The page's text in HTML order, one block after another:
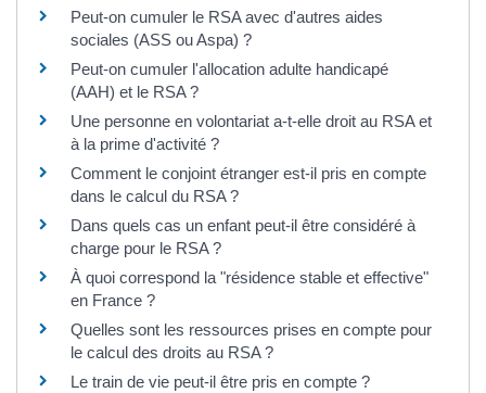
Peut-on cumuler le RSA avec d'autres aides
sociales (ASS ou Aspa) ?
Peut-on cumuler l'allocation adulte handicapé
(AAH) et le RSA ?
Une personne en volontariat a-t-elle droit au RSA et
à la prime d'activité ?
Comment le conjoint étranger est-il pris en compte
dans le calcul du RSA ?
Dans quels cas un enfant peut-il être considéré à
charge pour le RSA ?
À quoi correspond la "résidence stable et effective"
en France ?
Quelles sont les ressources prises en compte pour
le calcul des droits au RSA ?
Le train de vie peut-il être pris en compte ?